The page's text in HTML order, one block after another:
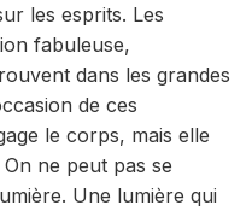
les esprits. Les
fabuleuse,
dans les grandes
de ces
le corps, mais elle
ne peut pas se
Une lumière qui